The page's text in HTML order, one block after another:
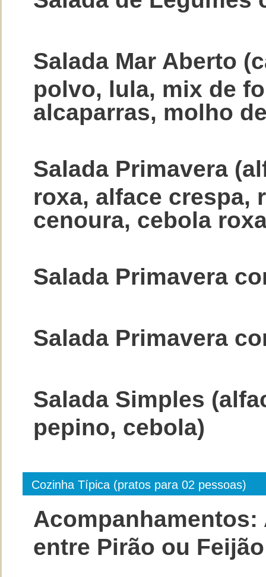
Salada Mar Aberto
polvo, lula, mix de
alcaparras, molho
Salada Primavera
roxa, alface crespa,
cenoura, cebola
Salada Primavera
Salada Primavera
Salada Simples
pepino, cebola)
Cozinha Típica (pratos para 02 pessoas)
Acompanhamentos:
entre Pirão ou